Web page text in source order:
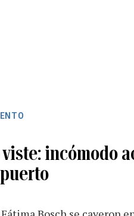
incómodo